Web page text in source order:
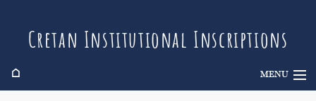
Cretan Institutional Inscriptions
⌂ MENU